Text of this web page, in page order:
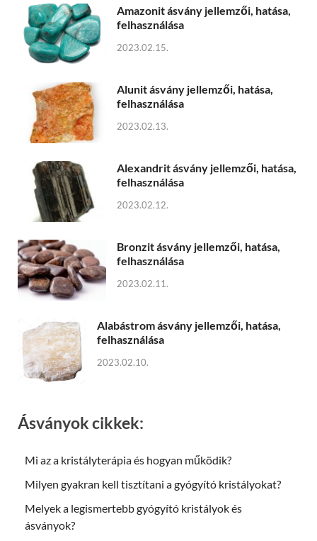
Amazonit ásvány jellemzői, hatása,
felhasználása
2023.02.15.
Alunit ásvány jellemzői, hatása,
felhasználása
2023.02.13.
Alexandrit ásvány jellemzői, hatása,
felhasználása
2023.02.12.
Bronzit ásvány jellemzői, hatása,
felhasználása
2023.02.11.
Alabástrom ásvány jellemzői, hatása,
felhasználása
2023.02.10.
Ásványok cikkek:
Mi az a kristályterápia és hogyan működik?
Milyen gyakran kell tisztítani a gyógyító kristályokat?
Melyek a legismertebb gyógyító kristályok és
ásványok?